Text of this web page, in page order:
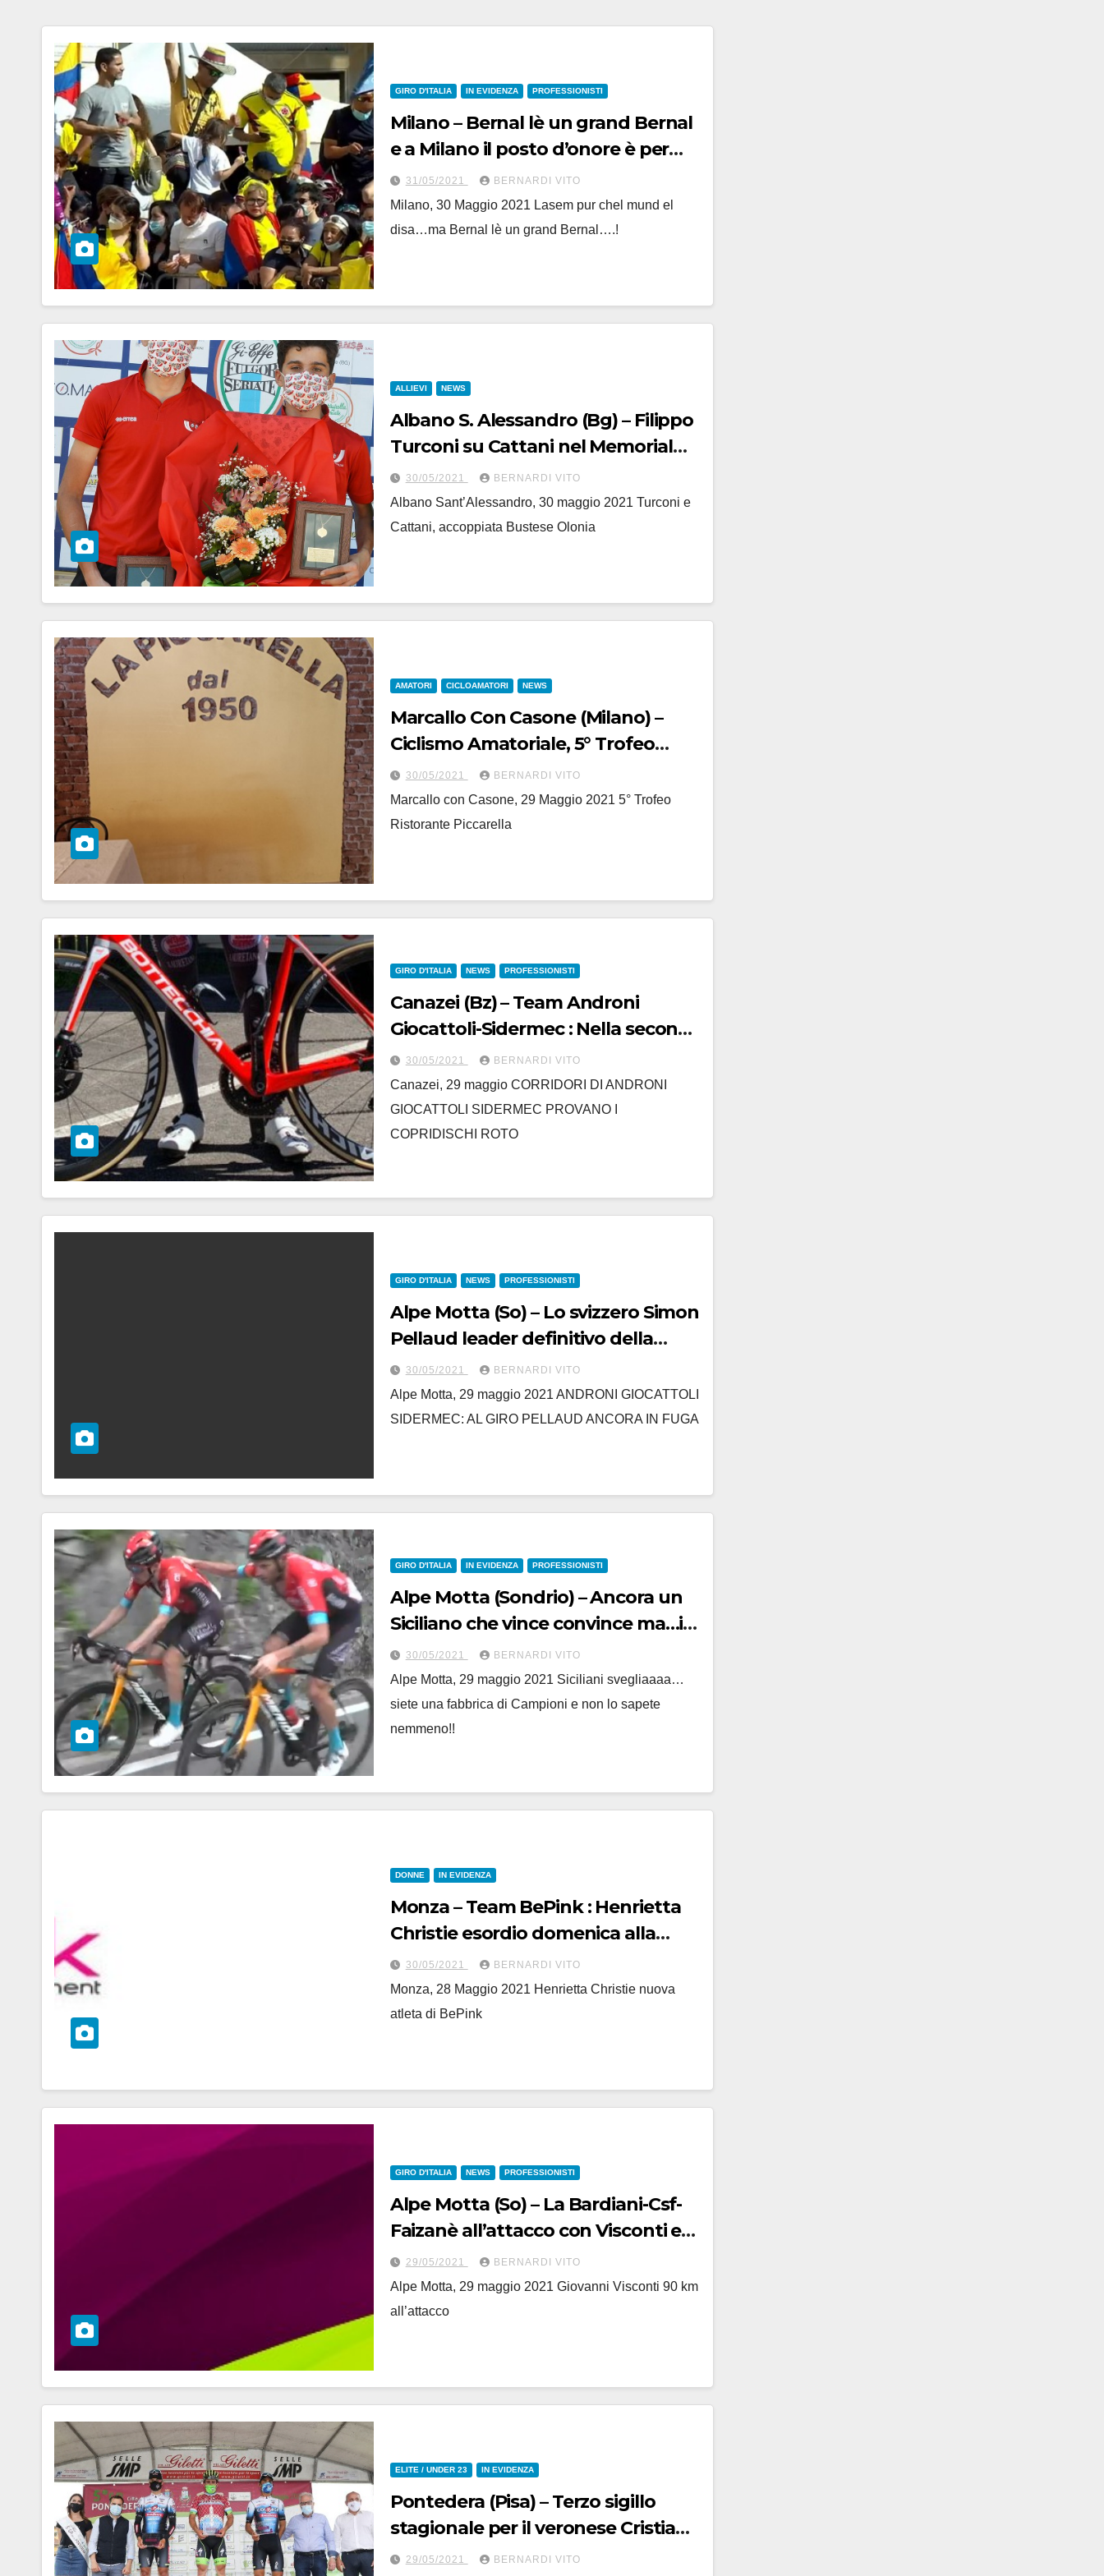
GIRO D'ITALIA IN EVIDENZA PROFESSIONISTI
Milano – Bernal lè un grand Bernal
e a Milano il posto d’onore è per
Damiano Caruso – Ballardini
31/05/2021 BERNARDI VITO
Milano, 30 Maggio 2021 Lasem pur chel mund el
disa…ma Bernal lè un grand Bernal….!
ALLIEVI NEWS
Albano S. Alessandro (Bg) – Filippo
Turconi su Cattani nel Memorial
Marcello Perico
30/05/2021 BERNARDI VITO
Albano Sant’Alessandro, 30 maggio 2021 Turconi e
Cattani, accoppiata Bustese Olonia
AMATORI CICLOAMATORI NEWS
Marcallo Con Casone (Milano) –
Ciclismo Amatoriale, 5° Trofeo
Ristorante Piccarella –
(Organizzazione Equipe
Corbettese)
30/05/2021 BERNARDI VITO
Marcallo con Casone, 29 Maggio 2021 5° Trofeo
Ristorante Piccarella
GIRO D'ITALIA NEWS PROFESSIONISTI
Canazei (Bz) – Team Androni
Giocattoli-Sidermec : Nella seconda
giornata di riposo al Giro, testati i
copridischi “Roto”
30/05/2021 BERNARDI VITO
Canazei, 29 maggio CORRIDORI DI ANDRONI
GIOCATTOLI SIDERMEC PROVANO I
COPRIDISCHI ROTO
GIRO D'ITALIA NEWS PROFESSIONISTI
Alpe Motta (So) – Lo svizzero Simon
Pellaud leader definitivo della
classifica dei chilometri in fuga
30/05/2021 BERNARDI VITO
Alpe Motta, 29 maggio 2021 ANDRONI GIOCATTOLI
SIDERMEC: AL GIRO PELLAUD ANCORA IN FUGA
GIRO D'ITALIA IN EVIDENZA PROFESSIONISTI
Alpe Motta (Sondrio) – Ancora un
Siciliano che vince convince ma…in
Trinacria manco lo sanno!
Svegliaaaaa -(Ballardini)
30/05/2021 BERNARDI VITO
Alpe Motta, 29 maggio 2021 Siciliani svegliaaaa…
siete una fabbrica di Campioni e non lo sapete
nemmeno!!
DONNE IN EVIDENZA
Monza – Team BePink : Henrietta
Christie esordio domenica alla
“Euganissima Flandres”
30/05/2021 BERNARDI VITO
Monza, 28 Maggio 2021 Henrietta Christie nuova
atleta di BePink
GIRO D'ITALIA NEWS PROFESSIONISTI
Alpe Motta (So) – La Bardiani-Csf-
Faizanè all’attacco con Visconti e
Marengo
29/05/2021 BERNARDI VITO
Alpe Motta, 29 maggio 2021 Giovanni Visconti 90 km
all’attacco
ELITE / UNDER 23 IN EVIDENZA
Pontedera (Pisa) – Terzo sigillo
stagionale per il veronese Cristian
Rocchetta
29/05/2021 BERNARDI VITO